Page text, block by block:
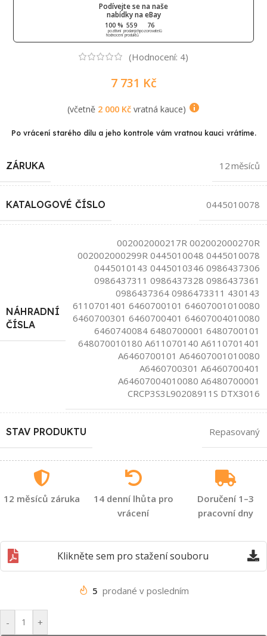
Podívejte se na naše
nabídky na eBay
100 %
pozitivní
hodnocení
559
prodaných
produktů
76
pozorovatelů
(Hodnocení: 4)
7 731 Kč
(včetně 2 000 Kčvratná kauce)
Po vrácení starého dílu a jeho kontrole vám vratnou kauci vrátíme.
ZÁRUKA 12 měsíců
KATALOGOVÉ ČÍSLO 0445010078
NÁHRADNÍ
ČÍSLA
002002000217R 002002000270R
002002000299R 0445010048 0445010078
0445010143 0445010346 0986437306
0986437311 0986437328 0986437361
0986437364 0986473311 430143
6110701401 6460700101 64607001010080
6460700301 6460700401 64607004010080
6460740084 6480700001 6480700101
648070010180 A611070140 A6110701401
A6460700101 A64607001010080
A6460700301 A6460700401
A64607004010080 A6480700001
CRCP3S3L90208911S DTX3016
STAV PRODUKTU Repasovaný
12 měsíců záruka
14 denní lhůta pro
vrácení
Doručení 1–3
pracovní dny
Klikněte sem pro stažení souboru
5 prodané v posledním
- +